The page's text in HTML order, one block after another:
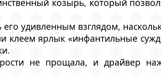
козырь, который
удивленным взглядом,
ярлык «инфантильные
не прощала, и драйвер